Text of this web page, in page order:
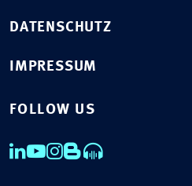
DATENSCHUTZ
IMPRESSUM
FOLLOW US